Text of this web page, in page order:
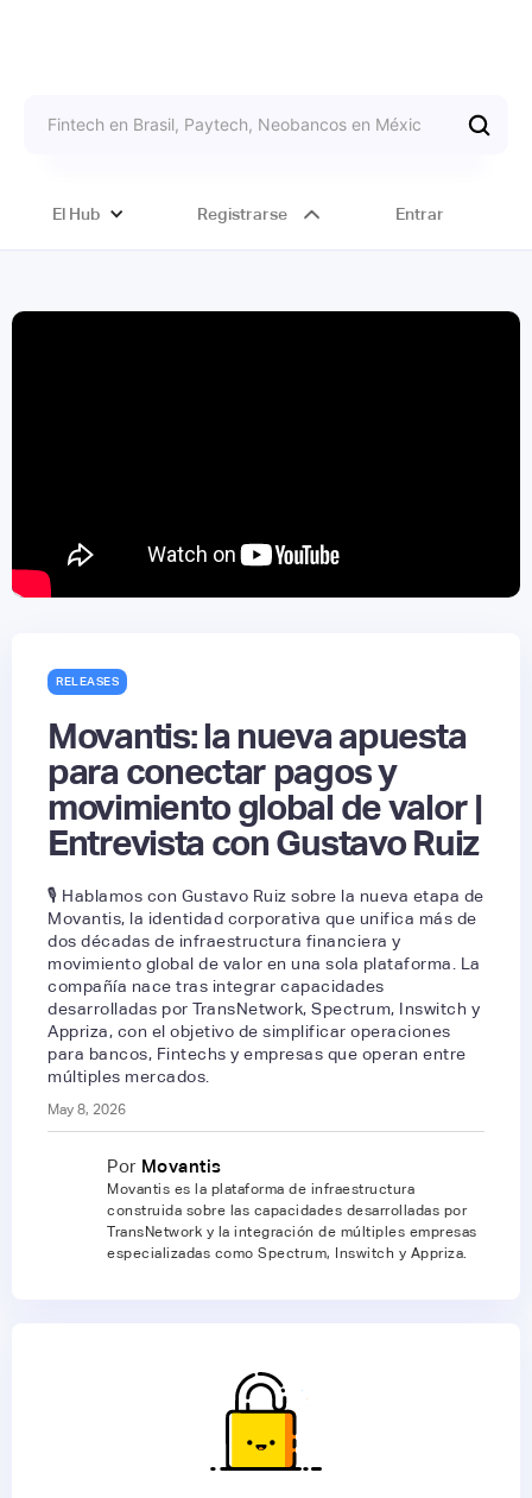
El Hub Registrarse Entrar
RELEASES
Movantis: la nueva apuesta
para conectar pagos y
movimiento global de valor |
Entrevista con Gustavo Ruiz
🎙️ Hablamos con Gustavo Ruiz sobre la nueva etapa de
Movantis, la identidad corporativa que unifica más de
dos décadas de infraestructura financiera y
movimiento global de valor en una sola plataforma. La
compañía nace tras integrar capacidades
desarrolladas por TransNetwork, Spectrum, Inswitch y
Appriza, con el objetivo de simplificar operaciones
para bancos, Fintechs y empresas que operan entre
múltiples mercados.
May 8, 2026
Por Movantis
Movantis es la plataforma de infraestructura
construida sobre las capacidades desarrolladas por
TransNetwork y la integración de múltiples empresas
especializadas como Spectrum, Inswitch y Appriza.